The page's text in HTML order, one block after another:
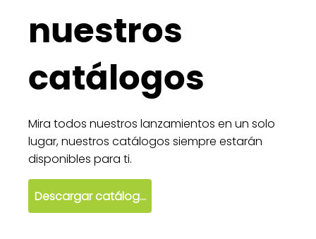
nuestros
catálogos
Mira todos nuestros lanzamientos en un solo
lugar, nuestros catálogos siempre estarán
disponibles para ti.
Descargar catálogo